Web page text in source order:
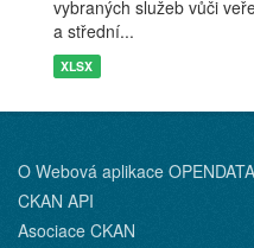
vybraných služeb vůči
a střední...
XLSX
O Webová aplikace
CKAN API
Asociace CKAN